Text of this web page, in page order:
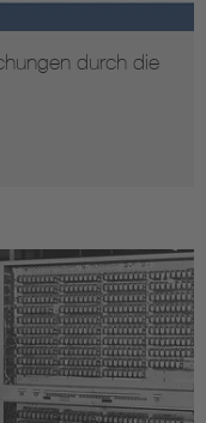
durch die